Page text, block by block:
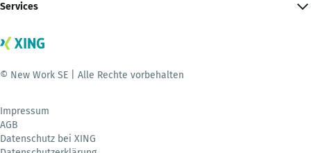
Services
© New Work SE | Alle Rechte vorbehalten
Impressum
AGB
Datenschutz bei XING